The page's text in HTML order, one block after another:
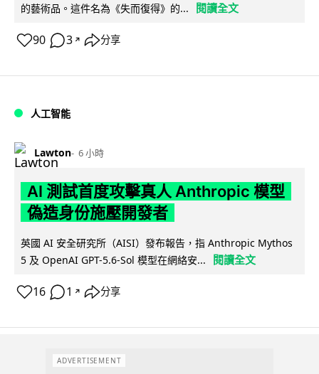
的藝術品。這件名為《失而復得》的...
閱讀全文
90 3 ↗ 分享
人工智能
Lawton 6 小時
AI 測試首度攻擊真人 Anthropic 模型
偽造身份施壓開發者
英國 AI 安全研究所（AISI）發布報告，指 Anthropic Mythos
5 及 OpenAI GPT-5.6-Sol 模型在網絡安...
閱讀全文
16 1 ↗ 分享
ADVERTISEMENT